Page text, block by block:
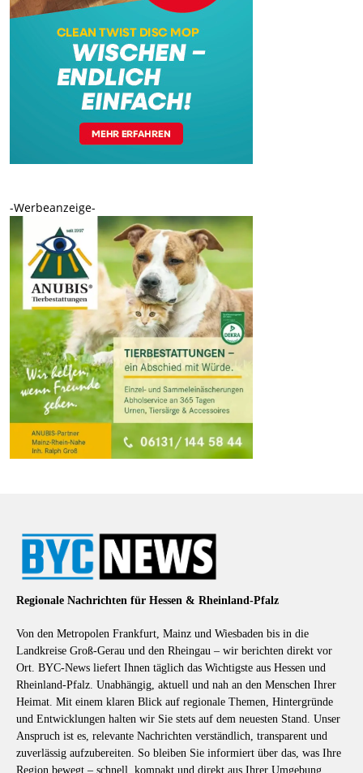
-Werbeanzeige-
Regionale Nachrichten für Hessen & Rheinland-Pfalz
Von den Metropolen Frankfurt, Mainz und Wiesbaden bis in die
Landkreise Groß-Gerau und den Rheingau – wir berichten direkt vor
Ort. BYC-News liefert Ihnen täglich das Wichtigste aus Hessen und
Rheinland-Pfalz. Unabhängig, aktuell und nah an den Menschen Ihrer
Heimat. Mit einem klaren Blick auf regionale Themen, Hintergründe
und Entwicklungen halten wir Sie stets auf dem neuesten Stand. Unser
Anspruch ist es, relevante Nachrichten verständlich, transparent und
zuverlässig aufzubereiten. So bleiben Sie informiert über das, was Ihre
Region bewegt – schnell, kompakt und direkt aus Ihrer Umgebung.